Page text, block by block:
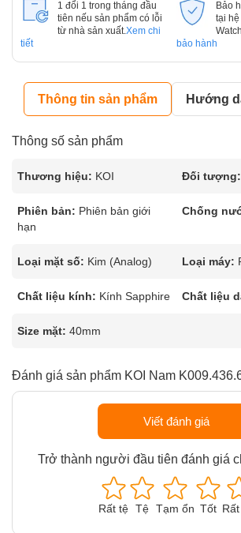
1 đổi 1 trong tháng đầu
tiên nếu sản phẩm có lỗi
từ nhà sản xuất. Xem chi
tiết
Bảo
tại
bảo hành
Thông tin sản phẩm Hướng
Thông số sản phẩm
Thương hiệu: KOI Đối tượng:
Phiên bản: Phiên bản giới
hạn
Chống
Loại mặt số: Kim (Analog) Loại máy:
Chất liệu kính: Kính Sapphire Chất liệu
Size mặt: 40mm
Đánh giá sản phẩm KOI Nam
Viết đánh giá
Trở thành người đầu tiên đánh giá
Rất tệ Tệ Tạm ổn Tốt